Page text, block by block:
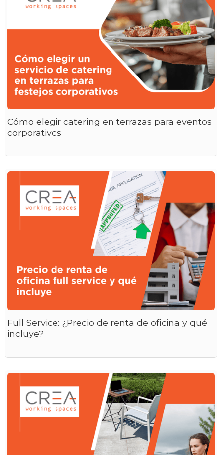
Cómo elegir catering en terrazas para eventos
corporativos
Full Service: ¿Precio de renta de oficina y qué
incluye?